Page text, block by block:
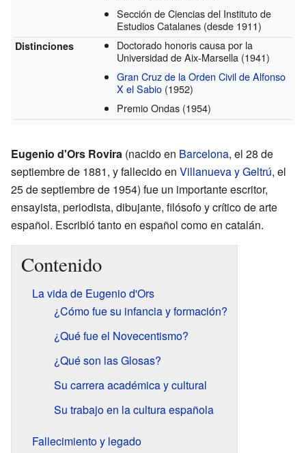
Sección de Ciencias del Instituto de
Estudios Catalanes (desde 1911)
Distinciones
Doctorado honoris causa por la
Universidad de Aix-Marsella (1941)
Gran Cruz de la Orden Civil de Alfonso
X el Sabio (1952)
Premio Ondas (1954)
Eugenio d'Ors Rovira (nacido en Barcelona, el 28 de
septiembre de 1881, y fallecido en Villanueva y Geltrú, el
25 de septiembre de 1954) fue un importante escritor,
ensayista, periodista, dibujante, filósofo y crítico de arte
español. Escribió tanto en español como en catalán.
Contenido
La vida de Eugenio d'Ors
¿Cómo fue su infancia y formación?
¿Qué fue el Novecentismo?
¿Qué son las Glosas?
Su carrera académica y cultural
Su trabajo en la cultura española
Fallecimiento y legado